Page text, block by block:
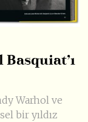
Warhol ve
bir yıldız